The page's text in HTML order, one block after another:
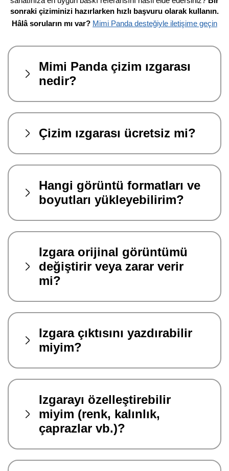
sonraki çiziminizi hazırlarken hızlı başvuru olarak kullanın.
Hâlâ soruların mı var? Mimi Panda desteğiyle iletişime geçin
Mimi Panda çizim ızgarası
nedir?
Çizim ızgarası ücretsiz mi?
Hangi görüntü formatları ve
boyutları yükleyebilirim?
Izgara orijinal görüntümü
değiştirir veya zarar verir
mi?
Izgara çıktısını yazdırabilir
miyim?
Izgarayı özelleştirebilir
miyim (renk, kalınlık,
çaprazlar vb.)?